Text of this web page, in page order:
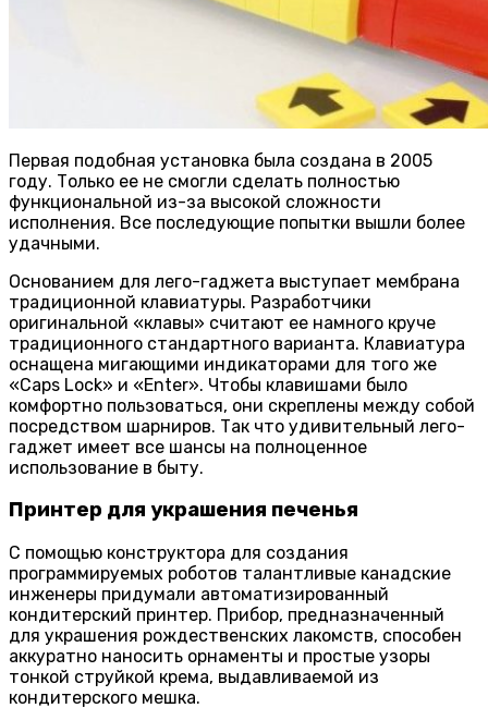
Первая подобная установка была создана в 2005
году. Только ее не смогли сделать полностью
функциональной из-за высокой сложности
исполнения. Все последующие попытки вышли более
удачными.
Основанием для лего-гаджета выступает мембрана
традиционной клавиатуры. Разработчики
оригинальной «клавы» считают ее намного круче
традиционного стандартного варианта. Клавиатура
оснащена мигающими индикаторами для того же
«Caps Lock» и «Enter». Чтобы клавишами было
комфортно пользоваться, они скреплены между собой
посредством шарниров. Так что удивительный лего-
гаджет имеет все шансы на полноценное
использование в быту.
Принтер для украшения печенья
С помощью конструктора для создания
программируемых роботов талантливые канадские
инженеры придумали автоматизированный
кондитерский принтер. Прибор, предназначенный
для украшения рождественских лакомств, способен
аккуратно наносить орнаменты и простые узоры
тонкой струйкой крема, выдавливаемой из
кондитерского мешка.